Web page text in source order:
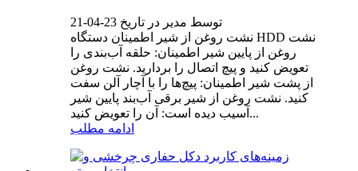
توسط مدیر در تاریخ 23-04-21
نشت روغن از شیر اطمینان دستگاه HDD نشت
روغن از پایین شیر اطمینان: حلقه آب‌بندی را
تعویض کنید و پیچ اتصال را بردارید. نشت روغن
از پشت شیر ​​اطمینان: پیچ‌ها را با آچار آلن سفت
کنید. نشت روغن از شیر برقی آب‌بند پایین شیر
آسیب دیده است: آن را تعویض کنید...
ادامه مطلب